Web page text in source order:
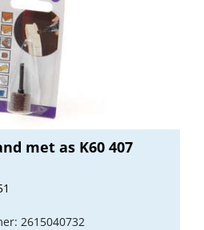
met as K60 407
2615040732